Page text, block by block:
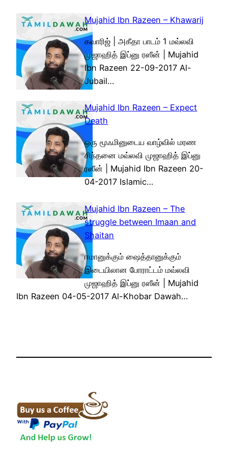
Mujahid Ibn Razeen – Khawarij
கவாரிஜ் | அகீதா பாடம் 1 மவ்லவி
முஜாஹித் இப்னு ரஸீன் | Mujahid
Ibn Razeen 22-09-2017 Al-
Jubail…
Mujahid Ibn Razeen – Expect
Death
ஒரு மூஃமினுடைய வாழ்வில் மரண
சிந்தனை மவ்லவி முஜாஹித் இப்னு
ரஸீன் | Mujahid Ibn Razeen 20-
04-2017 Islamic…
Mujahid Ibn Razeen – The
struggle between Imaan and
Shaitan
ஈமானுக்கும் ஷைத்தானுக்கும்
இடையிலான போராட்டம் மவ்லவி
முஜாஹித் இப்னு ரஸீன் | Mujahid
Ibn Razeen 04-05-2017 Al-Khobar Dawah…